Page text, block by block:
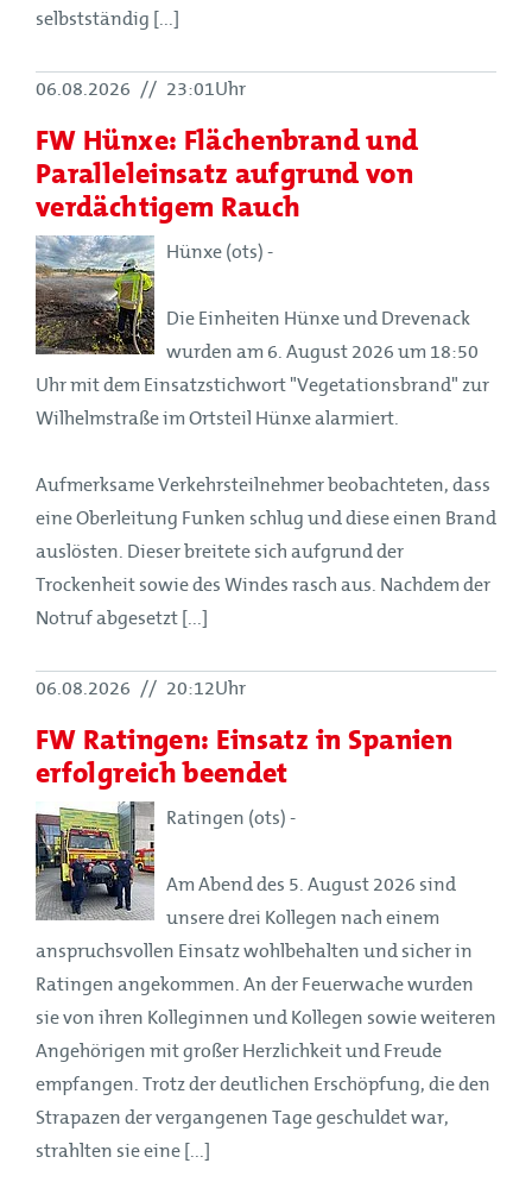
selbstständig [...]
06.08.2026 // 23:01Uhr
FW Hünxe: Flächenbrand und
Paralleleinsatz aufgrund von
verdächtigem Rauch
Hünxe (ots) -
Die Einheiten Hünxe und Drevenack
wurden am 6. August 2026 um 18:50
Uhr mit dem Einsatzstichwort "Vegetationsbrand" zur
Wilhelmstraße im Ortsteil Hünxe alarmiert.
Aufmerksame Verkehrsteilnehmer beobachteten, dass
eine Oberleitung Funken schlug und diese einen Brand
auslösten. Dieser breitete sich aufgrund der
Trockenheit sowie des Windes rasch aus. Nachdem der
Notruf abgesetzt [...]
06.08.2026 // 20:12Uhr
FW Ratingen: Einsatz in Spanien
erfolgreich beendet
Ratingen (ots) -
Am Abend des 5. August 2026 sind
unsere drei Kollegen nach einem
anspruchsvollen Einsatz wohlbehalten und sicher in
Ratingen angekommen. An der Feuerwache wurden
sie von ihren Kolleginnen und Kollegen sowie weiteren
Angehörigen mit großer Herzlichkeit und Freude
empfangen. Trotz der deutlichen Erschöpfung, die den
Strapazen der vergangenen Tage geschuldet war,
strahlten sie eine [...]